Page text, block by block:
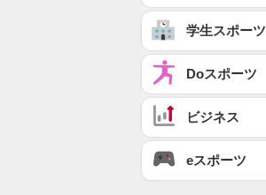
学生スポーツ
Doスポーツ
ビジネス
eスポーツ